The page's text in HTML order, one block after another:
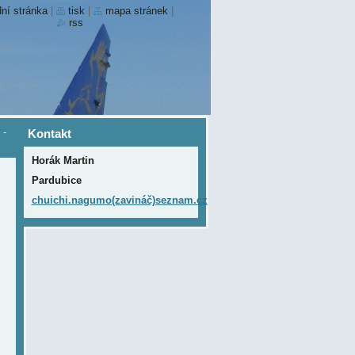
- Kontakt
Horák Martin
Pardubice
chuichi.nagumo(zavináč)seznam.cz
stránka tisk mapa stránek
rss